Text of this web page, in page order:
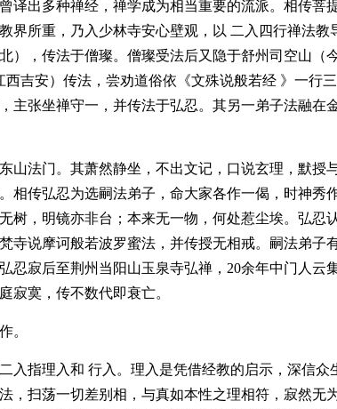
出多种禅经，禅学成为相当重要的流派。相传菩
界所重，乃入少林寺安心壁观，以 二入四行禅法教
），传法于僧璨。僧璨受法后又隐于舒州司空山（
吉安）传法，尝劝道俗依《文殊说般若经 》一行
主张坐禅守一，并传法于弘忍。其另一弟子法融在
法门。其萧然静坐，不出文记，口说玄理，默授
传弘忍为选嗣法弟子，命大家各作一偈，时神秀
，明镜亦非台；本来无一物，何处惹尘埃。弘忍
寺说摩诃般若波罗蜜法，并传授无相戒。嗣法弟子
寂后至荆州当阳山玉泉寺弘禅，20余年中门人云
寂寞，传不数代即衰亡。
。
指理入和 行入。理入是凭借经教的启示，深信众
，扫荡一切差别相，与真如本性之理相符，寂然无